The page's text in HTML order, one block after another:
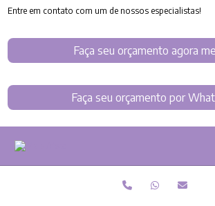
Entre em contato com um de nossos especialistas!
Faça seu orçamento agora
Faça seu orçamento por